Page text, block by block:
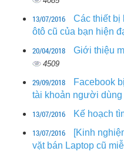
13/07/2016
Các thiết bị
ôtô cũ của bạn hiện
20/04/2018 Giới thiệu
4509
29/09/2018
Facebook
tài khoản người
13/07/2016 Kế hoạch
13/07/2016
[Kinh
vặt bán Laptop cũ